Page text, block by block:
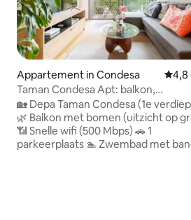
Appartement in Condesa
4,8
Taman Condesa Apt: balkon,
fitnessruimte+baan en dakterras
🏡 Depa Taman Condesa (1e
🌿 Balkon met bomen (uitzicht op
📶 Snelle wifi (500 Mbps) 🚗 1
parkeerplaats 🏊 Zwembad met